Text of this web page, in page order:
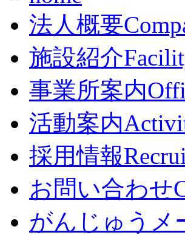
法人概要
施設紹介
事業所案内
活動案内
採用情報
お問い合わせ
がんじゅうメ